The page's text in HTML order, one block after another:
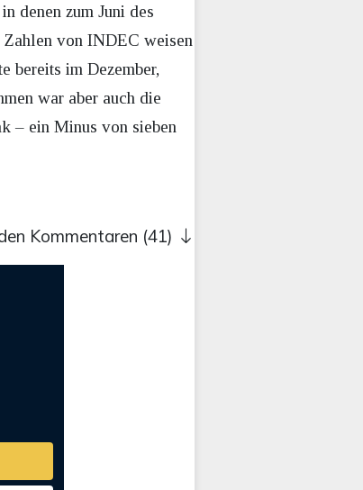
denen zum Juni des
Zahlen von INDEC weisen
bereits im Dezember,
war aber auch die
– ein Minus von sieben
Kommentaren (41)